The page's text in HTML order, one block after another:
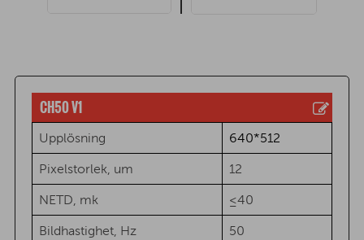
CH50 V1
Upplösning 640*512
Pixelstorlek, um 12
NETD, mk ≤40
Bildhastighet, Hz 50